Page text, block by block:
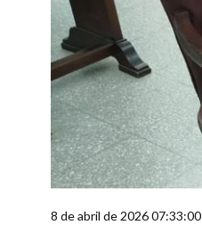
8 de abril de 2026 07:33:00